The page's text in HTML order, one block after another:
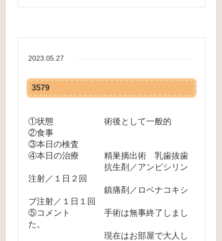
2023.05.27
3579
①状態 術後として一般的
②食事
③本日の検査
④本日の治療 精巣摘出術 乳歯抜歯
抗生剤／アンピシリン
注射／１日２回
鎮痛剤／ロベナコキシ
ブ注射／１日１回
⑤コメント 手術は無事終了しまし
た。
現在はお部屋で大人し